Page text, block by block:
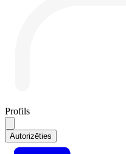
Profils
Autorizēties